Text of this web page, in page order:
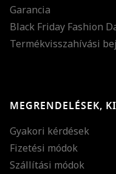
Garancia
Black Friday Fashion
Termékvisszahívási
MEGRENDELÉSEK,
Gyakori kérdések
Fizetési módok
Szállítási módok